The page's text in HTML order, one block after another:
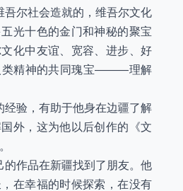
尔社会造就的，维吾尔文化
光十色的金门和神秘的聚宝
化中友谊、宽容、进步、好
类精神的共同瑰宝―――理解
验，有助于他身在边疆了解
外，这为他以后创作的《文
作品在新疆找到了朋友。他
在幸福的时候探索，在没有